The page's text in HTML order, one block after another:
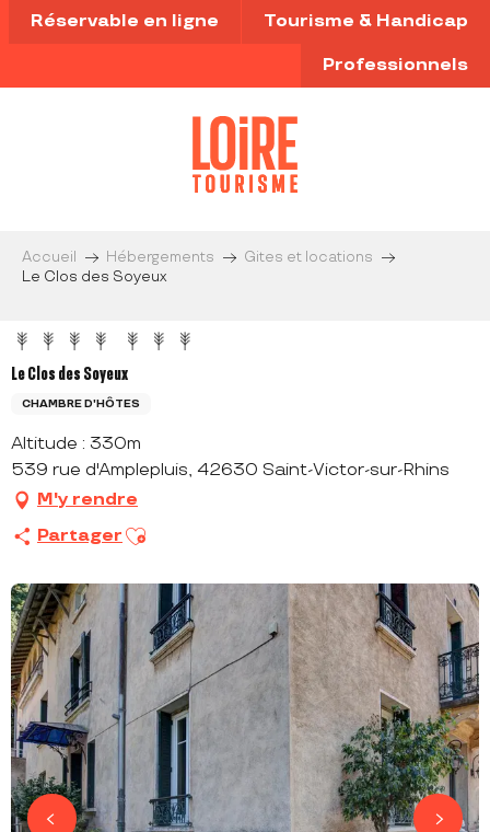
Aller
au
principal
Réservable en ligne Tourisme & Handicap
Professionnels
Accueil Hébergements
Gites et locations
Le Clos des Soyeux
Le Clos des Soyeux
CHAMBRE D'HÔTES
Altitude : 330m
539 rue d'Amplepluis, 42630 Saint-Victor-sur-Rhins
M'y rendre
Partager Ajouter aux favoris